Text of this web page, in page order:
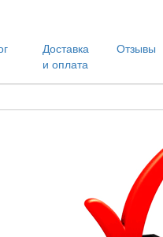
Доставка
и оплата
Отзывы